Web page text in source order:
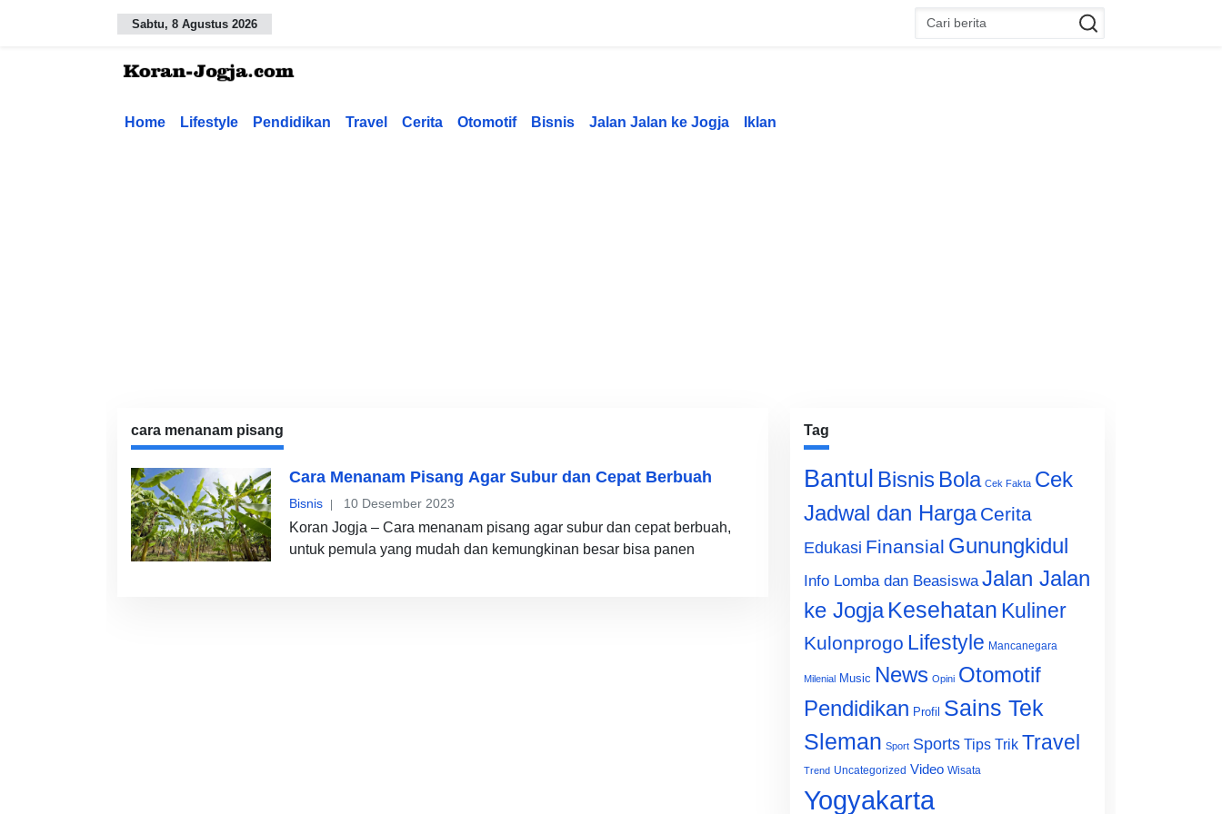
Sabtu, 8 Agustus 2026
Home Lifestyle Pendidikan Travel Cerita Otomotif Bisnis Jalan Jalan ke Jogja Iklan
cara menanam pisang
Cara Menanam Pisang Agar Subur dan Cepat Berbuah
Bisnis 10 Desember 2023
Koran Jogja – Cara menanam pisang agar subur dan cepat berbuah,
untuk pemula yang mudah dan kemungkinan besar bisa panen
Tag
Bantul Bisnis Bola Cek Fakta Cek
Jadwal dan Harga Cerita
Edukasi Finansial Gunungkidul
Info Lomba dan Beasiswa Jalan Jalan
ke Jogja Kesehatan Kuliner
Kulonprogo Lifestyle Mancanegara
Milenial Music News Opini Otomotif
Pendidikan Profil Sains Tek
Sleman Sport Sports Tips Trik Travel
Trend Uncategorized Video Wisata
Yogyakarta